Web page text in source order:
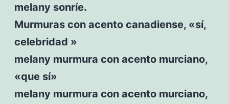
melany sonríe.
Murmuras con acento canadiense, «sí,
celebridad »
melany murmura con acento murciano,
«que sí»
melany murmura con acento murciano,